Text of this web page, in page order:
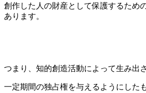
創作した人の財産として保護するため
あります。
つまり、知的創造活動によって生み出
一定期間の独占権を与えるようにした